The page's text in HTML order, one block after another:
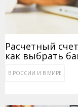
Расчетный
как выбрать
В РОССИИ И В МИРЕ